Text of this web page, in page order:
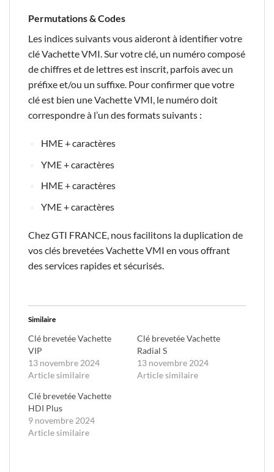
Permutations & Codes
Les indices suivants vous aideront à identifier votre
clé Vachette VMI. Sur votre clé, un numéro composé
de chiffres et de lettres est inscrit, parfois avec un
préfixe et/ou un suffixe. Pour confirmer que votre
clé est bien une Vachette VMI, le numéro doit
correspondre à l’un des formats suivants :
HME + caractères
YME + caractères
HME + caractères
YME + caractères
Chez GTI FRANCE, nous facilitons la duplication de
vos clés brevetées Vachette VMI en vous offrant
des services rapides et sécurisés.
Similaire
Clé brevetée Vachette
VIP
13 novembre 2024
Article similaire
Clé brevetée Vachette
Radial S
13 novembre 2024
Article similaire
Clé brevetée Vachette
HDI Plus
9 novembre 2024
Article similaire